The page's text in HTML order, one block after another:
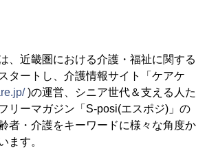
、近畿圏における介護・福祉に関する
タートし、介護情報サイト「ケアケ
)の運営、シニア世代＆支える人た
リーマガジン「S-posi(エスポジ)」の
者・介護をキーワードに様々な角度か
ます。